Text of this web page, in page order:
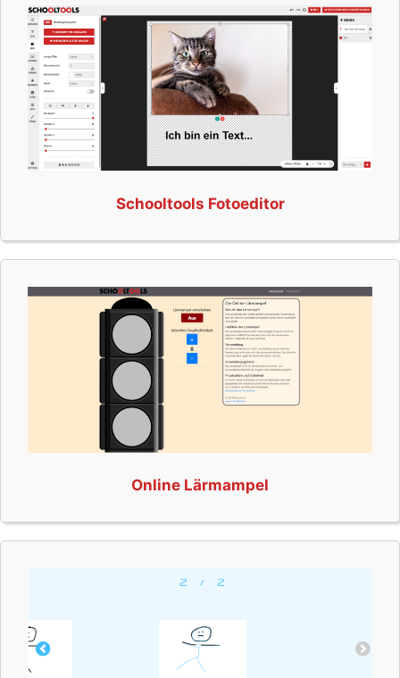
Schooltools Fotoeditor
Online Lärmampel